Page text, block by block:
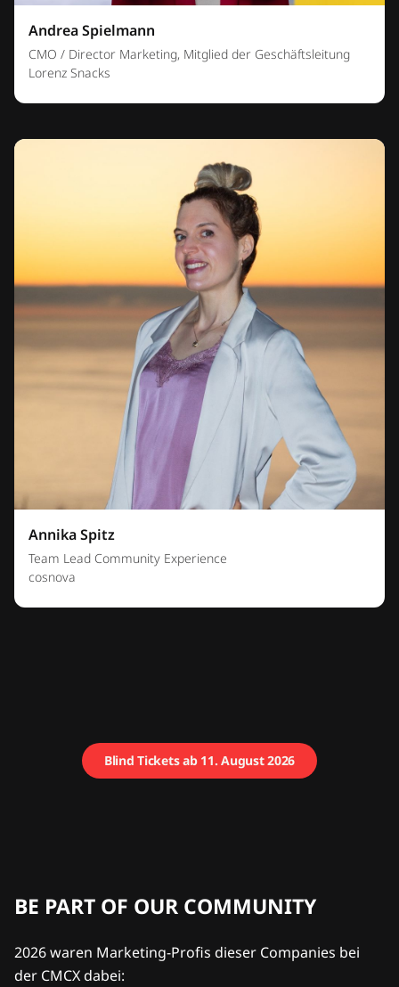
Andrea Spielmann
CMO / Director Marketing, Mitglied der Geschäftsleitung
Lorenz Snacks
Annika Spitz
Team Lead Community Experience
cosnova
Blind Tickets ab 11. August 2026
BE PART OF OUR COMMUNITY
2026 waren Marketing-Profis dieser Companies bei
der CMCX dabei: